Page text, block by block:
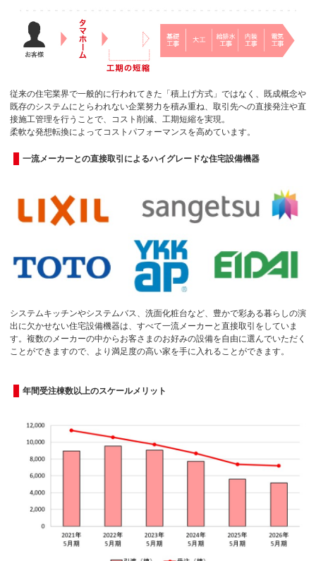
従来の住宅業界で一般的に行われてきた「積上げ方式」ではなく、既成概念や
既存のシステムにとらわれない企業努力を積み重ね、取引先への直接発注や直
接施工管理を行うことで、コスト削減、工期短縮を実現。
柔軟な発想転換によってコストパフォーマンスを高めています。
一流メーカーとの直接取引によるハイグレードな住宅設備機器
システムキッチンやシステムバス、洗面化粧台など、豊かで彩ある暮らしの演
出に欠かせない住宅設備機器は、すべて一流メーカーと直接取引をしていま
す。複数のメーカーの中からお客さまのお好みの設備を自由に選んでいただく
ことができますので、より満足度の高い家を手に入れることができます。
年間受注棟数以上のスケールメリット